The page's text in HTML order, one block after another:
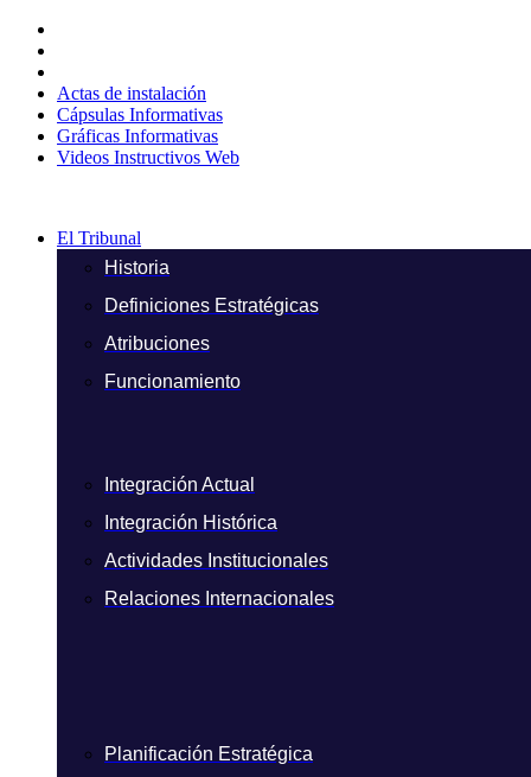
contenido
Actas de instalación
Cápsulas Informativas
Gráficas Informativas
Videos Instructivos Web
El Tribunal
Historia
Definiciones Estratégicas
Atribuciones
Funcionamiento
Integración Actual
Integración Histórica
Actividades Institucionales
Relaciones Internacionales
Planificación Estratégica